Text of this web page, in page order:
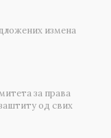
измена
за права
од свих